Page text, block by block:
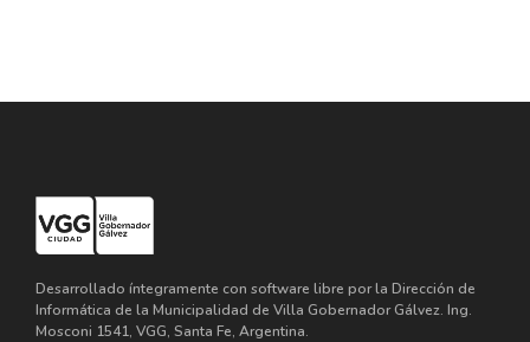
Desarrollado íntegramente con software libre por la Dirección de
Informática de la Municipalidad de Villa Gobernador Gálvez. Ing.
Mosconi 1541, VGG, Santa Fe, Argentina.